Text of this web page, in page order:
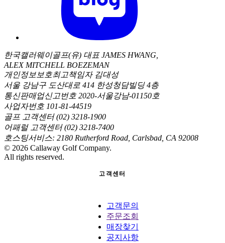
한국캘러웨이골프(유) 대표 JAMES HWANG,
ALEX MITCHELL BOEZEMAN
개인정보보호최고책임자 김대성
서울 강남구 도산대로 414 한성청담빌딩 4층
통신판매업신고번호 2020-서울강남-01150호
사업자번호 101-81-44519
골프 고객센터 (02) 3218-1900
어패럴 고객센터 (02) 3218-7400
호스팅서비스: 2180 Rutherford Road, Carlsbad, CA 92008
© 2026 Callaway Golf Company.
All rights reserved.
고객센터
고객문의
주문조회
매장찾기
공지사항